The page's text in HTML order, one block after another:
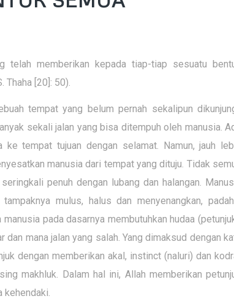
telah memberikan kepada tiap-tiap sesuatu
Thaha [20]: 50).
tempat yang belum pernah sekalipun
sekali jalan yang bisa ditempuh oleh manusia.
ke tempat tujuan dengan selamat. Namun, jauh
manusia dari tempat yang dituju. Tidak
penuh dengan lubang dan halangan.
mulus, halus dan menyenangkan,
pada dasarnya membutuhkan hudaa
dan mana jalan yang salah. Yang dimaksud dengan
dengan memberikan akal, instinct (naluri) dan
makhluk. Dalam hal ini, Allah memberikan
kehendaki.